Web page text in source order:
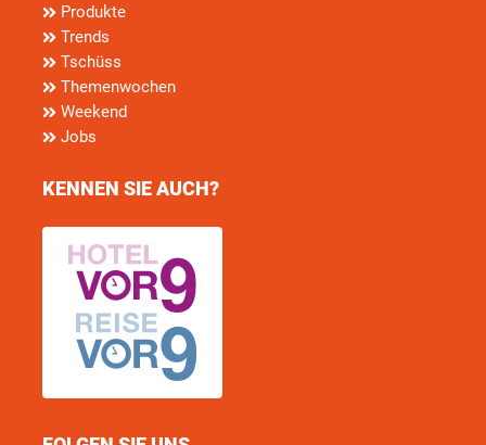
Produkte
Trends
Tschüss
Themenwochen
Weekend
Jobs
KENNEN SIE AUCH?